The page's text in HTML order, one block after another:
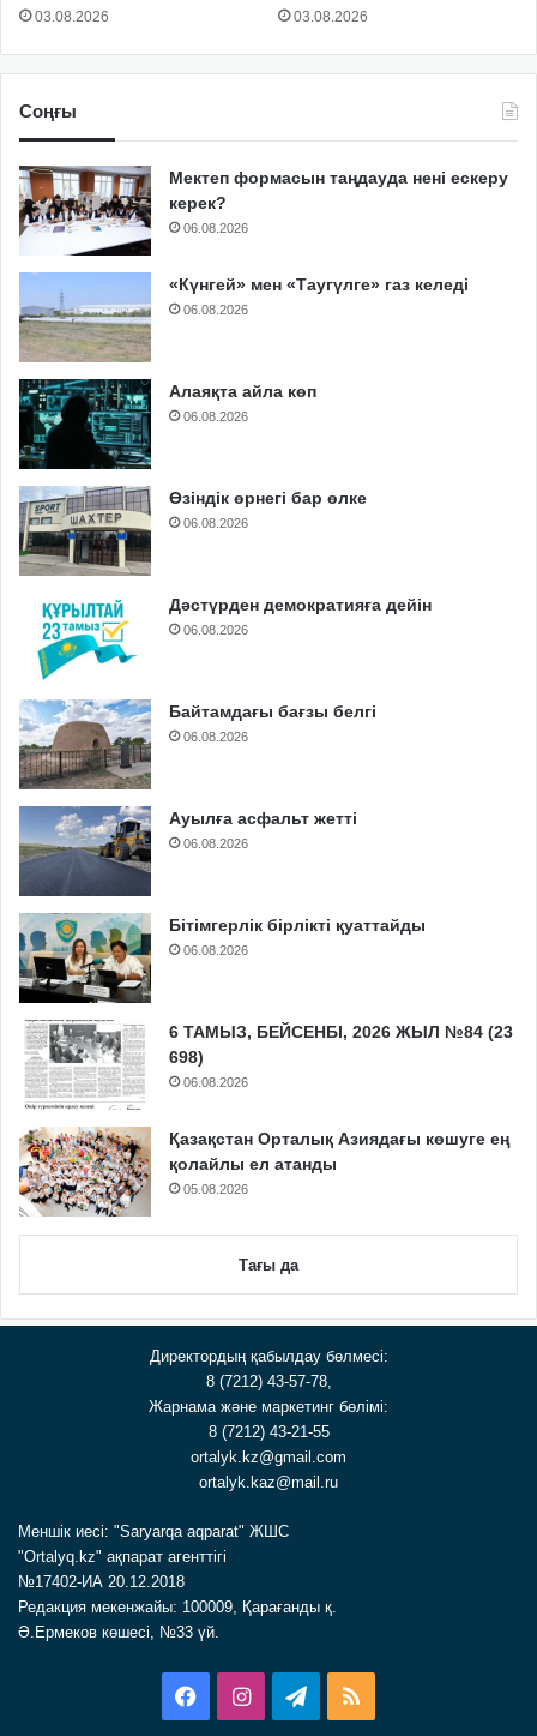
03.08.2026 03.08.2026
Соңғы
Мектеп формасын таңдауда нені ескеру
керек?
06.08.2026
«Күнгей» мен «Таугүлге» газ келеді
06.08.2026
Алаяқта айла көп
06.08.2026
Өзіндік өрнегі бар өлке
06.08.2026
Дәстүрден демократияға дейін
06.08.2026
Байтамдағы бағзы белгі
06.08.2026
Ауылға асфальт жетті
06.08.2026
Бітімгерлік бірлікті қуаттайды
06.08.2026
6 ТАМЫЗ, БЕЙСЕНБІ, 2026 ЖЫЛ №84 (23
698)
06.08.2026
Қазақстан Орталық Азиядағы көшуге ең
қолайлы ел атанды
05.08.2026
Тағы да
Директордың қабылдау бөлмесі:
8 (7212) 43-57-78,
Жарнама және маркетинг бөлімі:
8 (7212) 43-21-55
ortalyk.kz@gmail.com
ortalyk.kaz@mail.ru
Меншік иесі: "Saryarqa aqparat" ЖШС
"Ortalyq.kz" ақпарат агенттігі
№17402-ИА 20.12.2018
Редакция мекенжайы: 100009, Қарағанды қ.
Ә.Ермеков көшесі, №33 үй.
FacebookInstagramTelegram